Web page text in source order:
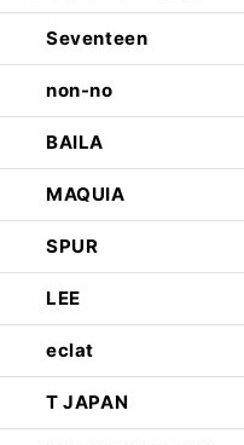
Seventeen
non-no
BAILA
MAQUIA
SPUR
LEE
eclat
T JAPAN